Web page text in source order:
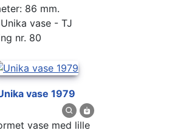
86 mm.
vase - TJ
nr. 80
Unika vase 1979
vase med lille